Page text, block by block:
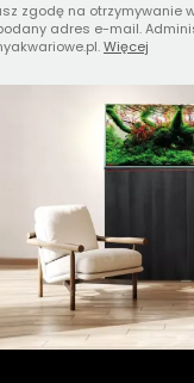
zgodę na otrzymywanie
adres e-mail.
Więcej